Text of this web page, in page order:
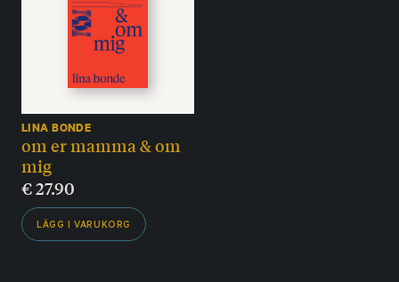
LINA BONDE
om er mamma & om
mig
€27.90
LÄGG I VARUKORG